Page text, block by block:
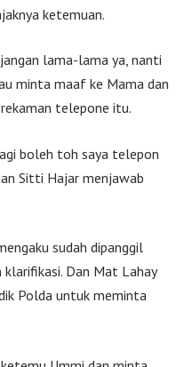
ketemuan.
lama-lama ya, nanti
minta maaf ke Mama dan
telepone itu.
boleh toh saya telepon
Sitti Hajar menjawab
sudah dipanggil
Dan Mat Lahay
Polda untuk meminta